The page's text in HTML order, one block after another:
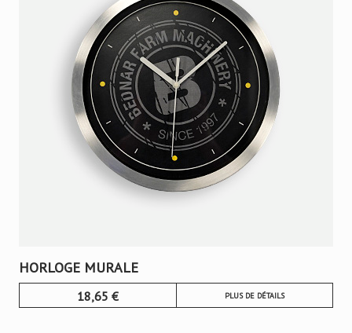
HORLOGE MURALE
18,65 € PLUS DE DÉTAILS